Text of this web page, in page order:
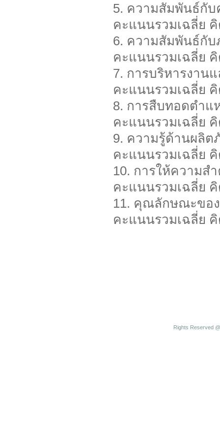
5. ความสัมพันธ์กั
คะแนนรวมเฉลี่ย
6. ความสัมพันธ์กับ
คะแนนรวมเฉลี่ย
7. การบริหารงาน
คะแนนรวมเฉลี่ย
8. การสืบทอดตำแ
คะแนนรวมเฉลี่ย
9. ความรู้ด้านผลิ
คะแนนรวมเฉลี่ย
10. การให้ความส
คะแนนรวมเฉลี่ย
11. คุณลักษณะขอ
คะแนนรวมเฉลี่ย
Rights Reserved